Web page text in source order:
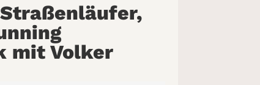
mit Volker